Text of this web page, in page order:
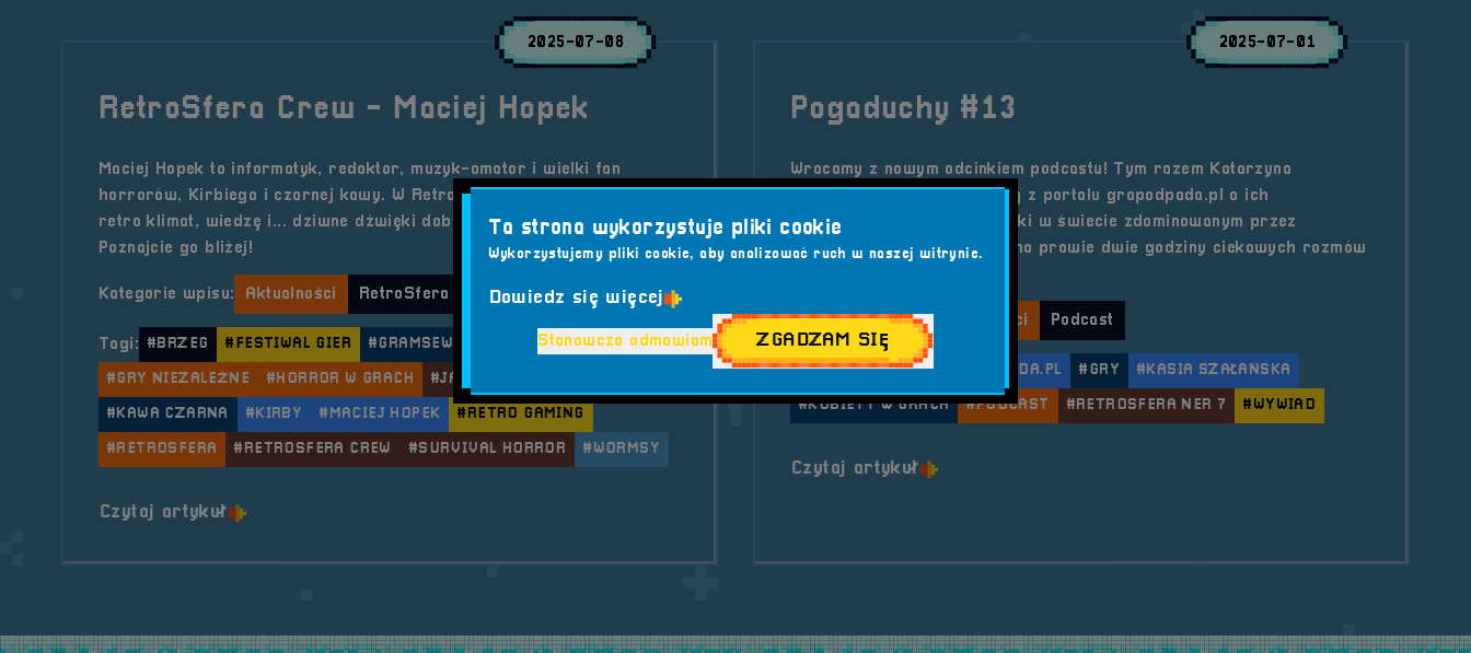
2025-07-08
RetroSfera Crew - Maciej Hopek
Maciej Hopek to informatyk, redaktor, muzyk-amator i wielki fan
horrorów, Kirbiego i czarnej kawy. W RetroSfera Crew odpowiada za
retro klimat, wiedzę i... dziwne dźwięki dobiegające z głośników.
Poznajcie go bliżej!
Kategorie wpisu: Aktualności RetroSfera Crew RetroSfera vol. 7
Tagi: #BRZEG #FESTIWAL GIER #GRAMSEWGRE #GRAPODPADA.PL
#GRY NIEZALEŻNE #HORROR W GRACH #JAZZ JACKRABBIT
#KAWA CZARNA #KIRBY #MACIEJ HOPEK #RETRO GAMING
#RETROSFERA #RETROSFERA CREW #SURVIVAL HORROR #WORMSY
Czytaj artykuło tytule RetroSfera Crew &#8211; Maciej Hopek
2025-07-01
Pogaduchy #13
Wracamy z nowym odcinkiem podcastu! Tym razem Katarzyna
rozmawia z Kasią Szałańską z portalu grapodpada.pl o ich
doświadczeniach jako graczki w świecie zdominowanym przez
mężczyzn. Przygotujcie się na prawie dwie godziny ciekawych rozmów
Kategorie wpisu: Aktualności Podcast
Tagi: #GAMING #GRAPODPADA.PL #GRY #KASIA SZAŁAŃSKA
#KOBIETY W GRACH #PODCAST #RETROSFERA NER 7 #WYWIAD
Czytaj artykuło tytule Pogaduchy #13
Ta strona wykorzystuje pliki cookie
Wykorzystujemy pliki cookie, aby analizować ruch w naszej witrynie.
Dowiedz się więcej
Stanowczo odmawiam ZGADZAM SIĘ